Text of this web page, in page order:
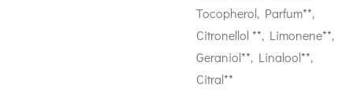
Tocopherol, Parfum**,
Citronellol **, Limonene**,
Geraniol**, Linalool**,
Citral**